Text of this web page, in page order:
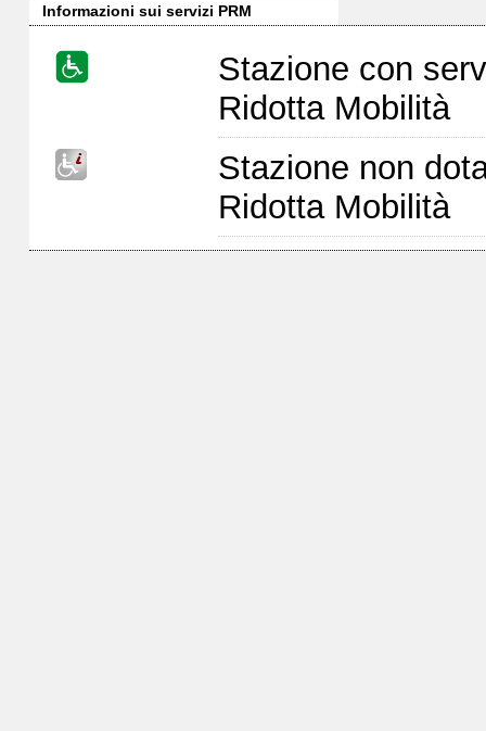
Informazioni sui servizi PRM
Stazione con
Ridotta Mobilità
Stazione non
Ridotta Mobilità